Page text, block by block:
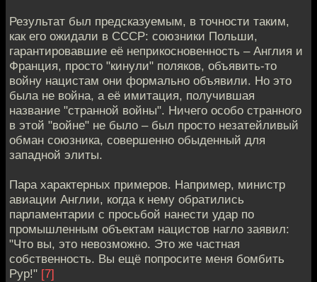
Результат был предсказуемым, в точности таким,
как его ожидали в СССР: союзники Польши,
гарантировавшие её неприкосновенность – Англия и
Франция, просто "кинули" поляков, объявить-то
войну нацистам они формально объявили. Но это
была не война, а её имитация, получившая
название "странной войны". Ничего особо странного
в этой "войне" не было – был просто незатейливый
обман союзника, совершенно обыденный для
западной элиты.
Пара характерных примеров. Например, министр
авиации Англии, когда к нему обратились
парламентарии с просьбой нанести удар по
промышленным объектам нацистов нагло заявил:
"Что вы, это невозможно. Это же частная
собственность. Вы ещё попросите меня бомбить
Рур!" [7]